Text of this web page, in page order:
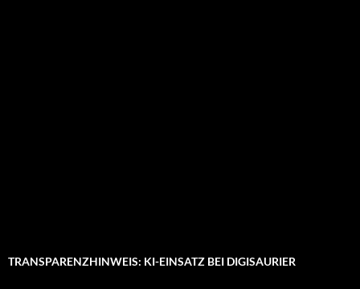
TRANSPARENZHINWEIS: KI-EINSATZ BEI DIGISAURIER